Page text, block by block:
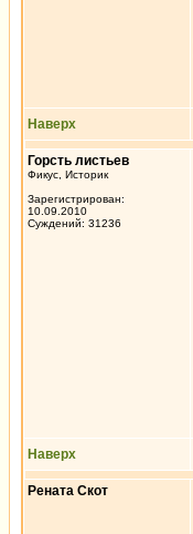
Наверх
Горсть листьев
Фикус, Историк
Зарегистрирован:
10.09.2010
Суждений: 31236
Наверх
Рената Скот